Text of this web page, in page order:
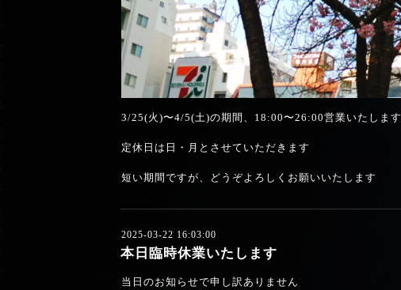
3/25(火)〜4/5(土)の期間、18:00〜26:00営業いたします
定休日は日・月とさせていただきます
短い期間ですが、どうぞよろしくお願いいたします
2025-03-22 16:03:00
本日臨時休業いたします
当日のお知らせで申し訳ありません